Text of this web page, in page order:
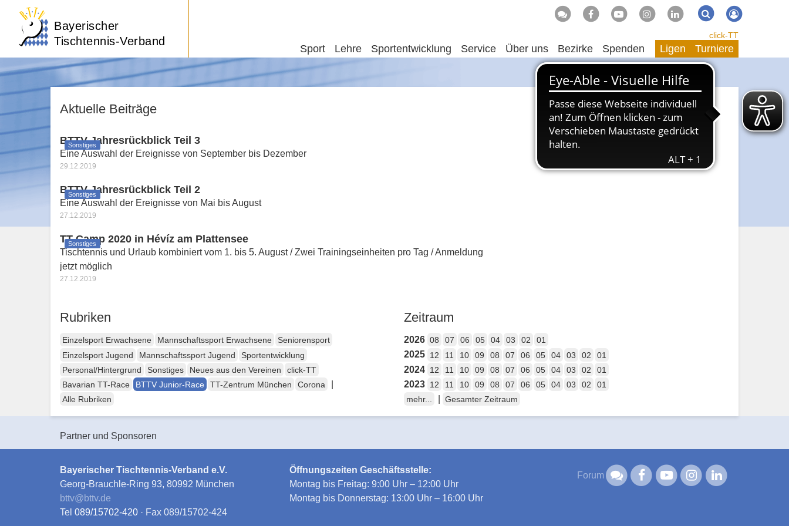
Bayerischer
Tischtennis-Verband
Suche Suchen
Sport Lehre Sportentwicklung Service Über uns Bezirke Spenden
click-TT
Ligen Turniere
Aktuelle Beiträge
Sonstiges
BTTV-Jahresrückblick Teil 3
Eine Auswahl der Ereignisse von September bis Dezember
29.12.2019
Sonstiges
BTTV-Jahresrückblick Teil 2
Eine Auswahl der Ereignisse von Mai bis August
27.12.2019
Sonstiges
TT-Camp 2020 in Hévíz am Plattensee
Tischtennis und Urlaub kombiniert vom 1. bis 5. August / Zwei Trainingseinheiten pro Tag / Anmeldung
jetzt möglich
27.12.2019
Rubriken
Einzelsport Erwachsene Mannschaftssport Erwachsene
Seniorensport
Einzelsport Jugend
Mannschaftssport Jugend
Sportentwicklung
Personal/Hintergrund
Sonstiges Neues aus den Vereinen
click-TT
Bavarian TT-Race
BTTV Junior-Race TT-Zentrum München Corona
Alle Rubriken
Zeitraum
2026 08 07 06 05 04 03 02 01
2025 12 11 10 09 08 07 06 05 04 03 02 01
2024 12 11 10 09 08 07 06 05 04 03 02 01
2023 12 11 10 09 08 07 06 05 04 03 02
01
mehr...
Gesamter Zeitraum
Partner und Sponsoren
Bayerischer Tischtennis-Verband e.V.
Georg-Brauchle-Ring 93, 80992 München
bttv@bttv.de
Tel 089/15702-420 · Fax 089/15702-424
Öffnungszeiten Geschäftsstelle:
Montag bis Freitag: 9:00 Uhr – 12:00 Uhr
Montag bis Donnerstag: 13:00 Uhr – 16:00 Uhr
Forum